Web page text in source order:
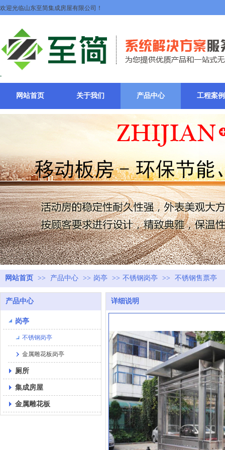
欢迎光临山东至简集成房屋有限公司！
网站首页 关于我们 产品中心 工程案例
网站首页 >> 产品中心 >> 岗亭 >> 不锈钢岗亭 >> 不锈钢售票亭
产品中心
岗亭
不锈钢岗亭
金属雕花板岗亭
厕所
集成房屋
金属雕花板
详细说明